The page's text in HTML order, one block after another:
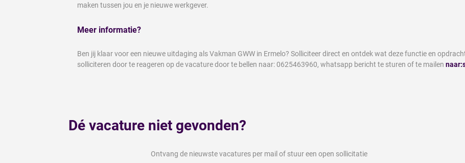
maken tussen jou en je nieuwe werkgever.
Meer informatie?
Ben jij klaar voor een nieuwe uitdaging als Vakman GWW in Ermelo? Solliciteer direct en ontdek wat deze functie en
solliciteren door te reageren op de vacature door te bellen naar: 0625463960, whatsapp bericht te sturen of te mailen
Dé vacature niet gevonden?
Ontvang de nieuwste vacatures per mail of stuur een open sollicitatie